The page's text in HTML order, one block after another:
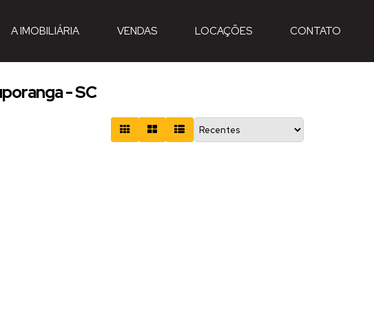
CONTATO
LOCAÇÕES
VENDAS
A IMOBILIÁRIA
- SC